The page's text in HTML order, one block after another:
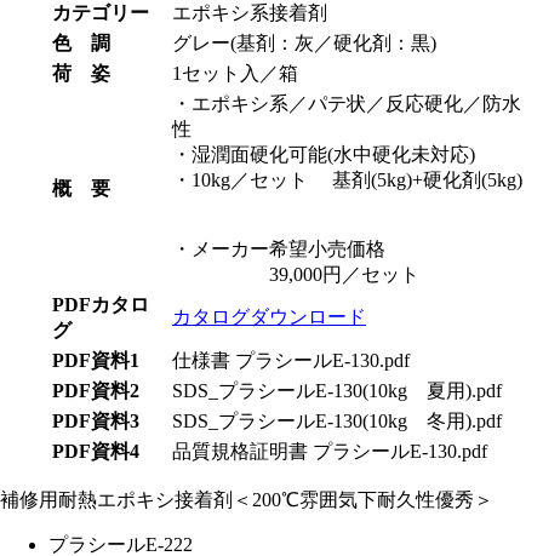
カテゴリー
エポキシ系接着剤
色 調
グレー(基剤：灰／硬化剤：黒)
荷 姿
1セット入／箱
概 要
・エポキシ系／パテ状／反応硬化／防水
性
・湿潤面硬化可能(水中硬化未対応)
・10kg／セット 基剤(5kg)+硬化剤(5kg)
・メーカー希望小売価格
39,000円／セット
PDFカタロ
グ
カタログダウンロード
PDF資料1
仕様書 プラシールE-130.pdf
PDF資料2
SDS_プラシールE-130(10kg 夏用).pdf
PDF資料3
SDS_プラシールE-130(10kg 冬用).pdf
PDF資料4
品質規格証明書 プラシールE-130.pdf
補修用耐熱エポキシ接着剤＜200℃雰囲気下耐久性優秀＞
プラシールE-222